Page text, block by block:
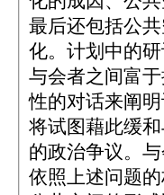
最后还包括公
化。计划中的
与会者之间富
性的对话来阐
将试图藉此缓
的政治争议。
依照上述问题的